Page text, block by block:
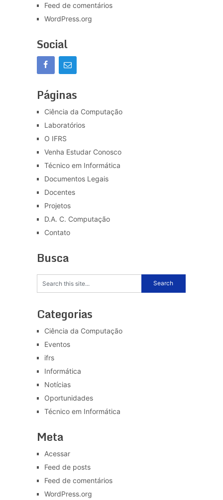
Feed de comentários
WordPress.org
Social
Páginas
Ciência da Computação
Laboratórios
O IFRS
Venha Estudar Conosco
Técnico em Informática
Documentos Legais
Docentes
Projetos
D.A. C. Computação
Contato
Busca
Categorias
Ciência da Computação
Eventos
ifrs
Informática
Notícias
Oportunidades
Técnico em Informática
Meta
Acessar
Feed de posts
Feed de comentários
WordPress.org